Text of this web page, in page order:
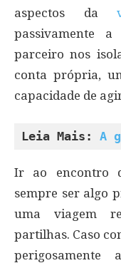
aspectos da
passivamente
parceiro nos
conta própria,
capacidade de
Leia Mais: A
Ir ao encontro
sempre ser algo
uma viagem
partilhas. Caso